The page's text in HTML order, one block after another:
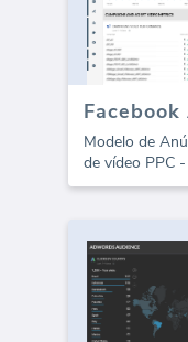
Modelo de
de vídeo PPC